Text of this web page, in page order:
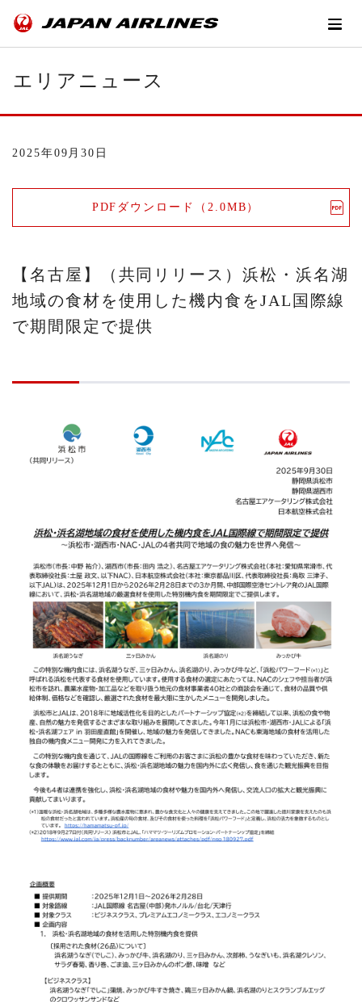
エリアニュース
2025年09月30日
PDFダウンロード（2.0MB）
【名古屋】（共同リリース）浜松・浜名湖
地域の食材を使用した機内食をJAL国際線
で期間限定で提供